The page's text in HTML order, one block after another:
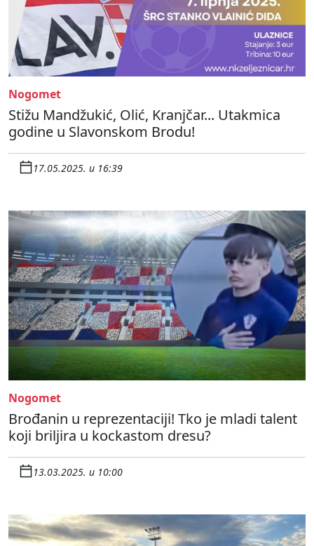
Nogomet
Stižu Mandžukić, Olić, Kranjčar... Utakmica
godine u Slavonskom Brodu!
17.05.2025. u 16:39
Nogomet
Brođanin u reprezentaciji! Tko je mladi talent
koji briljira u kockastom dresu?
13.03.2025. u 10:00